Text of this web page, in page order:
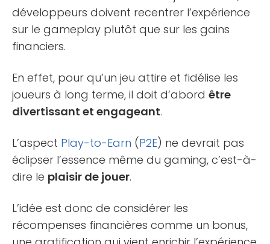
développeurs doivent recentrer l’expérience
sur le gameplay plutôt que sur les gains
financiers.
En effet, pour qu’un jeu attire et fidélise les
joueurs à long terme, il doit d’abord être
divertissant et engageant.
L’aspect Play-to-Earn (P2E) ne devrait pas
éclipser l’essence même du gaming, c’est-à-
dire le plaisir de jouer.
L’idée est donc de considérer les
récompenses financières comme un bonus,